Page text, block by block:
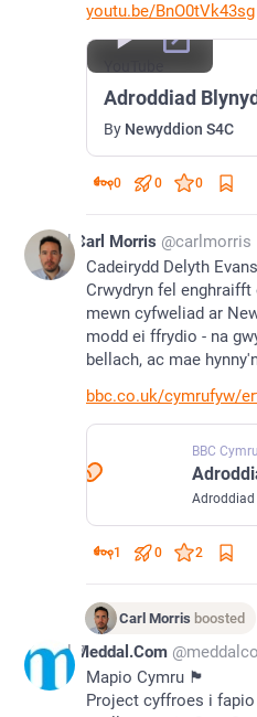
youtu.be/BnO0tVk43sg
Adroddiad
By Newyddion S4C
0 0 0
Jul 8Carl Morris @carlmorris
Cadeirydd Delyth
Crwydryn fel enghraifft
mewn cyfweliad ar
modd ei ffrydio - na
bellach, ac mae
bbc.co.uk/cymrufyw/
BBC
1 0 2
Carl Morris boosted
Jul 7Meddal.Com
Mapio Cymru 🏴󠁧󠁢󠁷󠁬󠁳󠁿
Project cyffroes i fapio